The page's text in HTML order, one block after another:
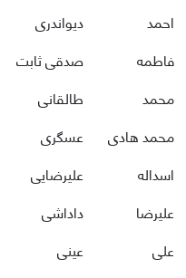
احمد
دیواندری
فاطمه
صدقی ثابت
محمد
طالقانی
محمد هادی
عسگری
اسداله
علیرضایی
علیرضا
داداشی
علی
عینی